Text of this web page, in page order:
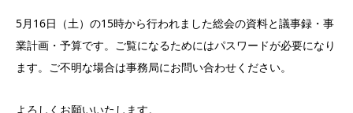
5月16日（土）の15時から行われました総会の資料と議事録・事
業計画・予算です。ご覧になるためにはパスワードが必要になり
ます。ご不明な場合は事務局にお問い合わせください。
よろしくお願いいたします。